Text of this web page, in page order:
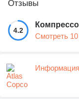
Отзывы
4.2
Смотреть